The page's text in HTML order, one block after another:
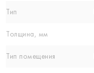
Тип
Толщина, мм
Тип помещения